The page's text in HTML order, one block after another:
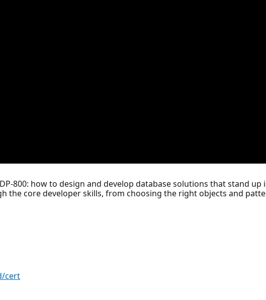
800: how to design and develop database solutions that stand up
the core developer skills, from choosing the right objects and
cert